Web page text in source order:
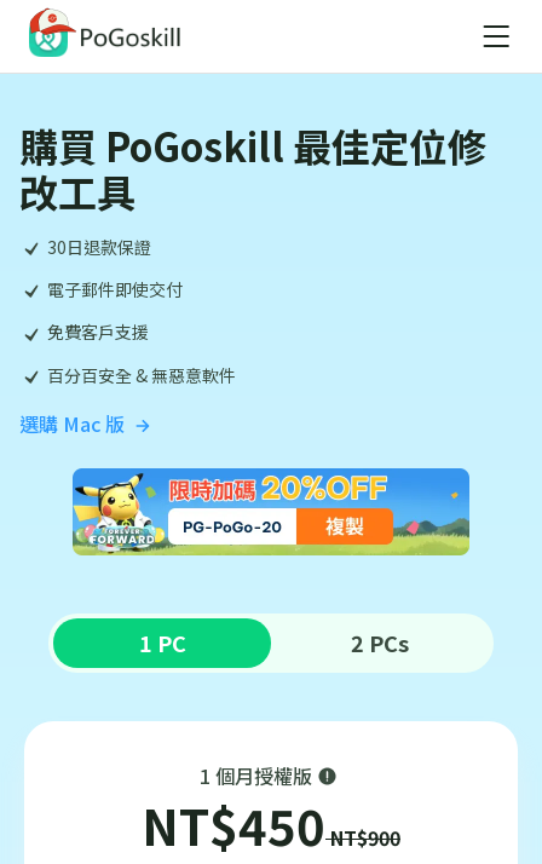
購買 PoGoskill 最佳定位修
改工具
30日退款保證
電子郵件即使交付
免費客戶支援
百分百安全 & 無惡意軟件
選購 Mac 版
1 PC 2 PCs
1 個月授權版
NT$450 NT$900